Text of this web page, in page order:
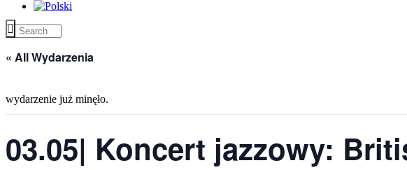
« All Wydarzenia
wydarzenie już minęło.
03.05| Koncert jazzowy: